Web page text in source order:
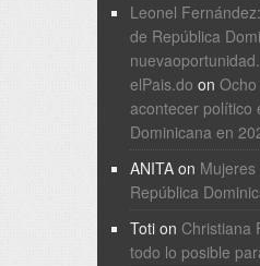
Leonel
de República
elPais.do on
acontecer político
Dominicana en
ANITAon
República
Totion Christiana
todo lo posible